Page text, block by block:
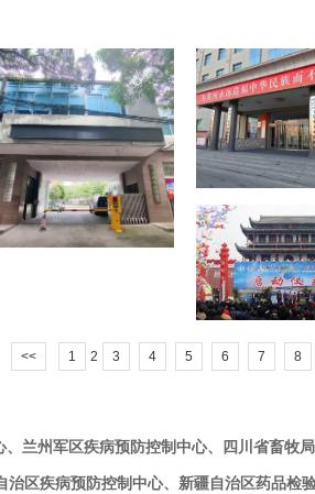
<< 1 2 3 4 5 6 7 8
兰州军区疾病预防控制中心、四川省畜牧
区疾病预防控制中心、新疆自治区药品检